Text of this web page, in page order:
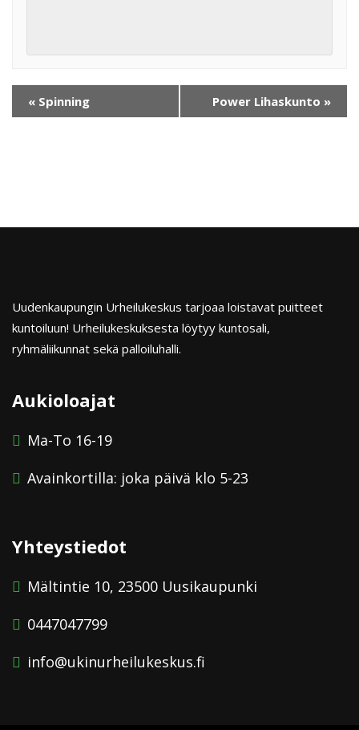
« Spinning Power Lihaskunto »
Uudenkaupungin Urheilukeskus tarjoaa loistavat puitteet
kuntoiluun! Urheilukeskuksesta löytyy kuntosali,
ryhmäliikunnat sekä palloiluhalli.
Aukioloajat
Ma-To 16-19
Avainkortilla: joka päivä klo 5-23
Yhteystiedot
Mältintie 10, 23500 Uusikaupunki
0447047799
info@ukinurheilukeskus.fi